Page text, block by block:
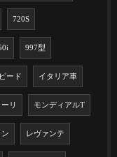
720S
997型
ード イタリア車
リ モンディアルT
レヴァンテ